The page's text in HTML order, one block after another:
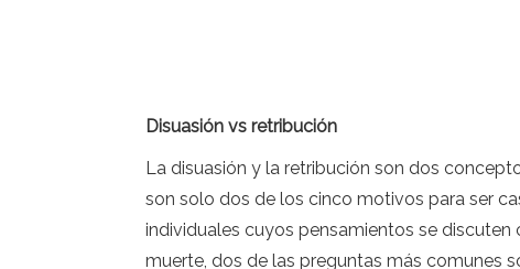
Disuasión vs retribución
La disuasión y la retribución son dos
son solo dos de los cinco motivos para ser
individuales cuyos pensamientos se
muerte, dos de las preguntas más comunes